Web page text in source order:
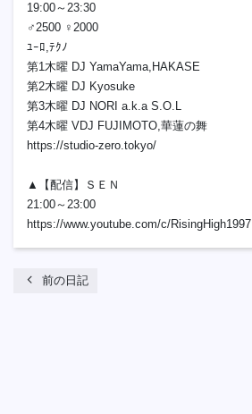
19:00～23:30
♂2500 ♀2000
ﾕｰﾛ,ﾃｸﾉ
第1木曜 DJ YamaYama,HAKASE
第2木曜 DJ Kyosuke
第3木曜 DJ NORI a.k.a S.O.L
第4木曜 VDJ FUJIMOTO,華蓮の舞
https://studio-zero.tokyo/
▲【配信】ＳＥＮ
21:00～23:00
https://www.youtube.com/c/RisingHigh1997
chevron_left 前の日記